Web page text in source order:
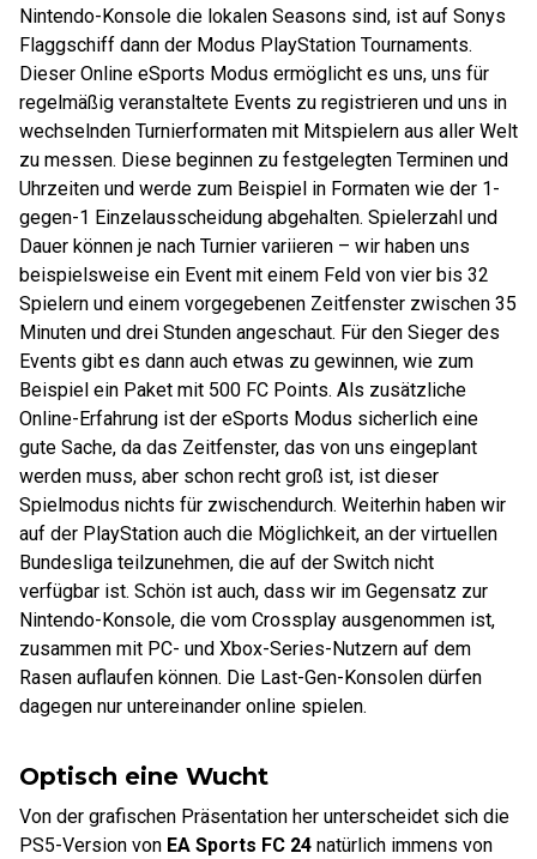
Nintendo-Konsole die lokalen Seasons sind, ist auf Sonys
Flaggschiff dann der Modus PlayStation Tournaments.
Dieser Online eSports Modus ermöglicht es uns, uns für
regelmäßig veranstaltete Events zu registrieren und uns in
wechselnden Turnierformaten mit Mitspielern aus aller Welt
zu messen. Diese beginnen zu festgelegten Terminen und
Uhrzeiten und werde zum Beispiel in Formaten wie der 1-
gegen-1 Einzelausscheidung abgehalten. Spielerzahl und
Dauer können je nach Turnier variieren – wir haben uns
beispielsweise ein Event mit einem Feld von vier bis 32
Spielern und einem vorgegebenen Zeitfenster zwischen 35
Minuten und drei Stunden angeschaut. Für den Sieger des
Events gibt es dann auch etwas zu gewinnen, wie zum
Beispiel ein Paket mit 500 FC Points. Als zusätzliche
Online-Erfahrung ist der eSports Modus sicherlich eine
gute Sache, da das Zeitfenster, das von uns eingeplant
werden muss, aber schon recht groß ist, ist dieser
Spielmodus nichts für zwischendurch. Weiterhin haben wir
auf der PlayStation auch die Möglichkeit, an der virtuellen
Bundesliga teilzunehmen, die auf der Switch nicht
verfügbar ist. Schön ist auch, dass wir im Gegensatz zur
Nintendo-Konsole, die vom Crossplay ausgenommen ist,
zusammen mit PC- und Xbox-Series-Nutzern auf dem
Rasen auflaufen können. Die Last-Gen-Konsolen dürfen
dagegen nur untereinander online spielen.
Optisch eine Wucht
Von der grafischen Präsentation her unterscheidet sich die
PS5-Version von EA Sports FC 24 natürlich immens von